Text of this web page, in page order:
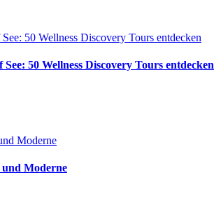
50 Wellness Discovery Tours entdecken
Moderne